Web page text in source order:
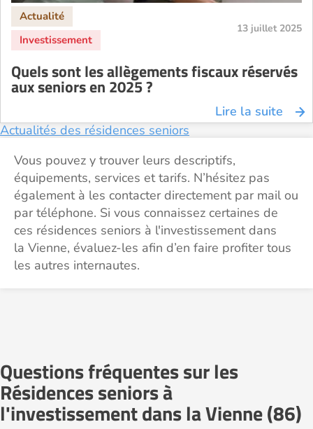
13 juillet 2025
Quels sont les allègements fiscaux réservés
aux seniors en 2025 ?
Lire la suite
Actualités des résidences seniors
Vous pouvez y trouver leurs descriptifs,
équipements, services et tarifs. N’hésitez pas
également à les contacter directement par mail ou
par téléphone. Si vous connaissez certaines de
ces résidences seniors à l'investissement dans
la Vienne, évaluez-les afin d’en faire profiter tous
les autres internautes.
Questions fréquentes sur les
Résidences seniors à
l'investissement dans la Vienne (86)